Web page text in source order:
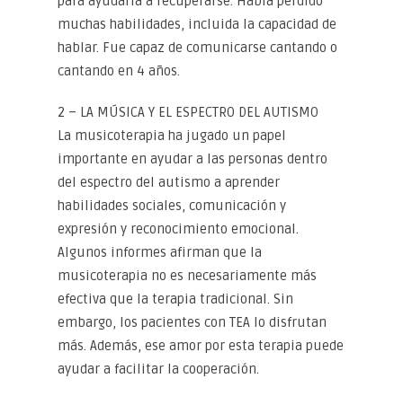
muchas habilidades, incluida la capacidad de
hablar. Fue capaz de comunicarse cantando o
cantando en 4 años.
2 – LA MÚSICA Y EL ESPECTRO DEL AUTISMO
La musicoterapia ha jugado un papel
importante en ayudar a las personas dentro
del espectro del autismo a aprender
habilidades sociales, comunicación y
expresión y reconocimiento emocional.
Algunos informes afirman que la
musicoterapia no es necesariamente más
efectiva que la terapia tradicional. Sin
embargo, los pacientes con TEA lo disfrutan
más. Además, ese amor por esta terapia puede
ayudar a facilitar la cooperación.